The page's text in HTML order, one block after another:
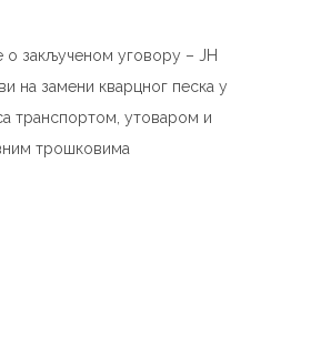
закљученом уговору – ЈН
на замени кварцног песка у
транспортом, утоваром и
трошковима